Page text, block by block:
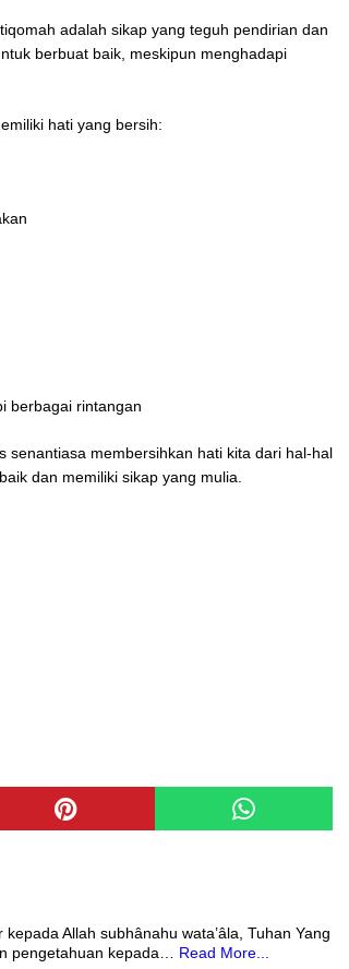
adalah sikap yang teguh pendirian dan
berbuat baik, meskipun menghadapi
hati yang bersih:
berbagai rintangan
senantiasa membersihkan hati kita dari hal-hal
dan memiliki sikap yang mulia.
Allah subhânahu wata’âla, Tuhan Yang
pengetahuan kepada…
Read More...